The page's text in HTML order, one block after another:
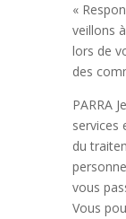
«
veillons
lors de
des
PARRA
services
du
vous
Vous